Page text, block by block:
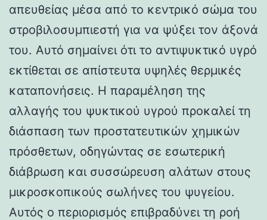
απευθείας μέσα από το κεντρικό σώμα του
στροβιλοσυμπιεστή για να ψύξει τον άξονά
του. Αυτό σημαίνει ότι το αντιψυκτικό υγρό
εκτίθεται σε απίστευτα υψηλές θερμικές
καταπονήσεις. Η παραμέληση της
αλλαγής του ψυκτικού υγρού προκαλεί τη
διάσπαση των προστατευτικών χημικών
πρόσθετων, οδηγώντας σε εσωτερική
διάβρωση και συσσώρευση αλάτων στους
μικροσκοπικούς σωλήνες του ψυγείου.
Αυτός ο περιορισμός επιβραδύνει τη ροή